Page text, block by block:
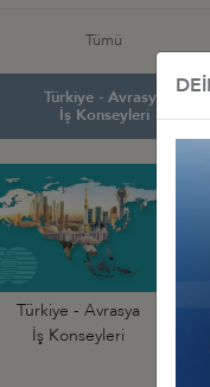
Tümü
Türkiye - Avrasya
İş Konseyleri
Türkiye - Avrasya
İş Konseyleri